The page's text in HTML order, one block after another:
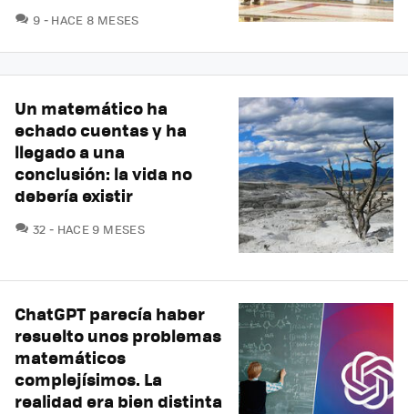
9 COMENTARIOS
HACE 8 MESES
Un matemático ha
echado cuentas y ha
llegado a una
conclusión: la vida no
debería existir
32 COMENTARIOS
HACE 9 MESES
ChatGPT parecía haber
resuelto unos problemas
matemáticos
complejísimos. La
realidad era bien distinta